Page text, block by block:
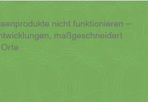
nicht funktionieren –
maßgeschneidert